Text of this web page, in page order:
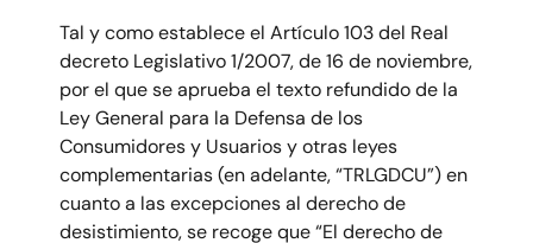
Tal y como establece el Artículo 103 del Real
decreto Legislativo 1/2007, de 16 de noviembre,
por el que se aprueba el texto refundido de la
Ley General para la Defensa de los
Consumidores y Usuarios y otras leyes
complementarias (en adelante, “TRLGDCU”) en
cuanto a las excepciones al derecho de
desistimiento, se recoge que “El derecho de